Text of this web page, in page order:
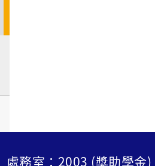
處務室：2003 (獎助學金)